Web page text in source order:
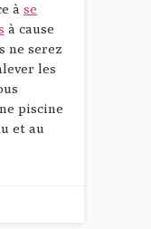
à se
à cause
ne serez
les
piscine
et au